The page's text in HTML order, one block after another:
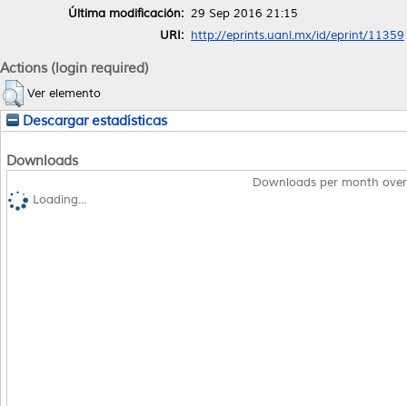
Última modificación: 29 Sep 2016 21:15
URI: http://eprints.uanl.mx/id/eprint/11359
Actions (login required)
Ver elemento
Descargar estadísticas
Downloads
Downloads per month
Loading...